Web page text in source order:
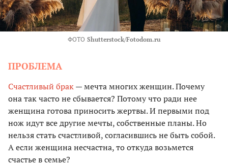
ФОТО Shutterstock/Fotodom.ru
ПРОБЛЕМА
Счастливый брак— мечта многих женщин. Почему
она так часто не сбывается? Потому что ради нее
женщина готова приносить жертвы. И первыми под
нож идут все другие мечты, собственные планы. Но
нельзя стать счастливой, согласившись не быть собой.
А если женщина несчастна, то откуда возьмется
счастье в семье?